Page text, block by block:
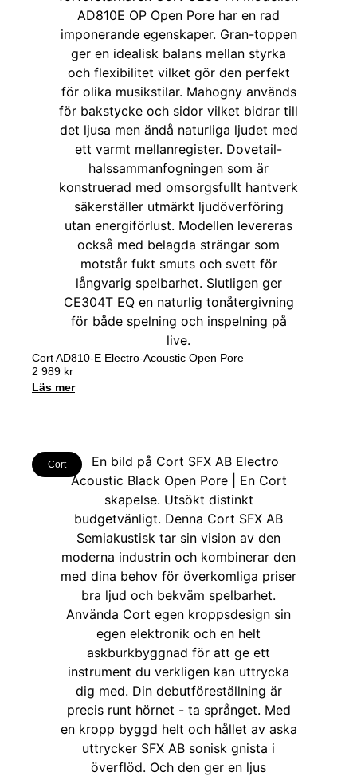
Cort AD810-E Electro-Acoustic Open Pore
2 989 kr
Läs mer
Cort